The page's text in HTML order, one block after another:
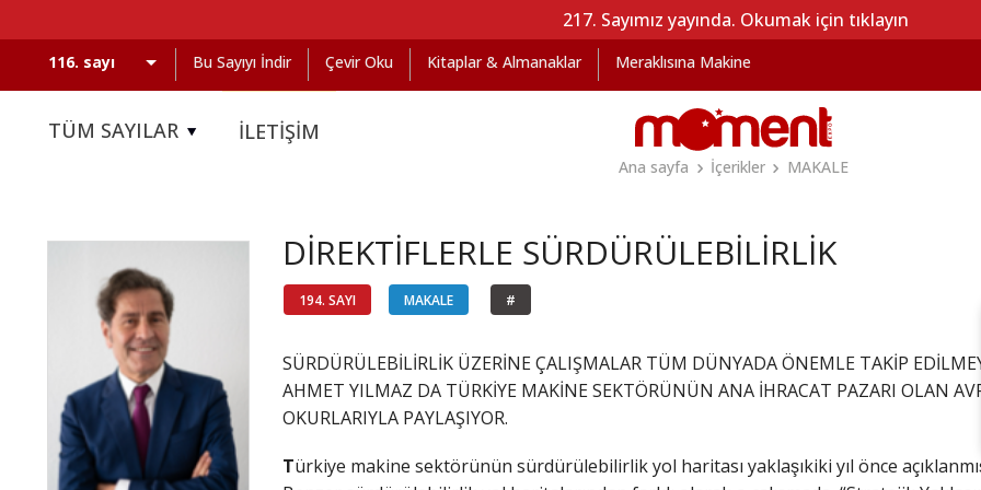
217. Sayımız yayında. Okumak için tıklayın
Bu Sayıyı İndir Çevir Oku Kitaplar & Almanaklar Meraklısına Makine
TÜM SAYILAR İLETİŞİM
Ana sayfa
İçerikler MAKALE
DİREKTİFLERLE SÜRDÜRÜLEBİLİRLİK
194. SAYI MAKALE #
SÜRDÜRÜLEBİLİRLİK ÜZERİNE ÇALIŞMALAR TÜM DÜNYADA ÖNEMLE TAKİP
AHMET YILMAZ DA TÜRKİYE MAKİNE SEKTÖRÜNÜN ANA İHRACAT PAZARI OLAN
OKURLARIYLA PAYLAŞIYOR.
Türkiye makine sektörünün sürdürülebilirlik yol haritası yaklaşıkiki yıl önce